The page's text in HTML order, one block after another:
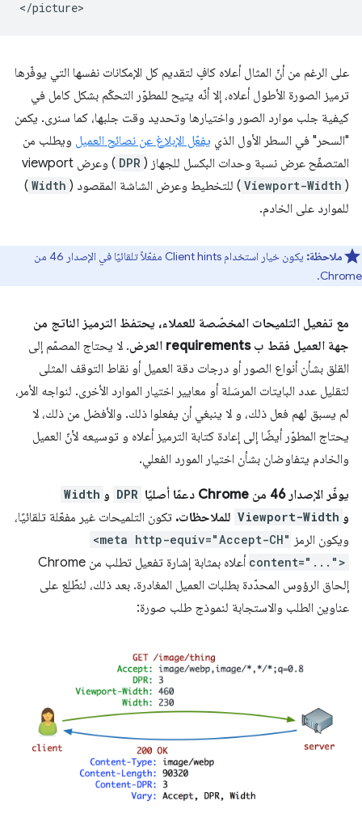
على الرغم من أنّ المثال أعلاه كافٍ لتقديم كل الإمكانات نفسها التي يوفّرها
ترميز الصورة الأطول أعلاه، إلا أنّه يتيح للمطوّر التحكّم بشكل كامل في
كيفية جلب موارد الصور واختيارها وتحديد وقت جلبها، كما سنرى. يكمن
"السحر" في السطر الأول الذي يفعّل الإبلاغ عن نصائح العميل ويطلب من
المتصفّح عرض نسبة وحدات البكسل للجهاز ( DPR
) وعرض viewport
(
Viewport-Width ) للتخطيط وعرض الشاشة المقصود ( Width
)
للموارد على الخادم.
ملاحظة:
يكون خيار استخدام Client hints مفعّلاً تلقائيًا في الإصدار 46 من
Chrome.
مع تفعيل التلميحات المخصّصة للعملاء، يحتفظ الترميز الناتج من
جهة العميل فقط ب requirements العرض
. لا يحتاج المصمّم إلى
القلق بشأن أنواع الصور أو درجات دقة العميل أو نقاط التوقف المثلى
لتقليل عدد البايتات المرسَلة أو معايير اختيار الموارد الأخرى. لنواجه الأمر،
لم يسبق لهم فعل ذلك، و لا ينبغي أن يفعلوا ذلك. والأفضل من ذلك، لا
يحتاج المطوّر أيضًا إلى إعادة كتابة الترميز أعلاه و توسيعه لأنّ العميل
والخادم يتفاوضان بشأن اختيار المورد الفعلي.
يوفّر الإصدار 46 من Chrome دعمًا أصليًا DPR و Width
و Viewport-Width للملاحظات. تكون التلميحات غير مفعّلة تلقائيًا،
ويكون الرمز <meta http-equiv="Accept-CH"
content="...">
أعلاه بمثابة إشارة تفعيل تطلب من Chrome
إلحاق الرؤوس المحدّدة بطلبات العميل المغادرة. بعد ذلك، لنطّلِع على
عناوين الطلب والاستجابة لنموذج طلب صورة: